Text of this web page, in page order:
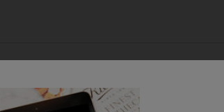
Bezpečnostné informácie